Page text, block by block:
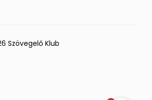
Szövegelő Klub